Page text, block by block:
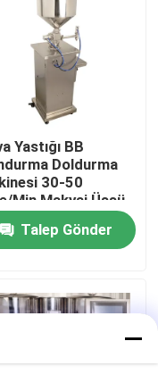
Makinesi
Yastığı BB
Doldurma
30-50
Min Makyaj Üssü
Makinesi
Çelik
Talep Gönder